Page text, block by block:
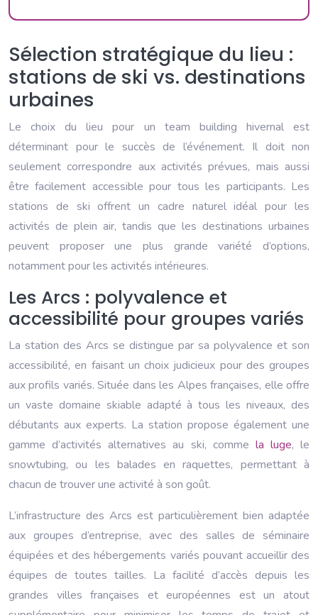
Sélection stratégique du lieu :
stations de ski vs. destinations
urbaines
Le choix du lieu pour un team building hivernal est
déterminant pour le succès de l’événement. Il doit non
seulement correspondre aux activités prévues, mais aussi
être facilement accessible pour tous les participants. Les
stations de ski offrent un cadre naturel idéal pour les
activités de plein air, tandis que les destinations urbaines
peuvent proposer une plus grande variété d’options,
notamment pour les activités intérieures.
Les Arcs : polyvalence et
accessibilité pour groupes variés
La station des Arcs se distingue par sa polyvalence et son
accessibilité, en faisant un choix judicieux pour des groupes
aux profils variés. Située dans les Alpes françaises, elle offre
un vaste domaine skiable adapté à tous les niveaux, des
débutants aux experts. La station propose également une
gamme d’activités alternatives au ski, comme la luge, le
snowtubing, ou les balades en raquettes, permettant à
chacun de trouver une activité à son goût.
L’infrastructure des Arcs est particulièrement bien adaptée
aux groupes d’entreprise, avec des salles de séminaire
équipées et des hébergements variés pouvant accueillir des
équipes de toutes tailles. La facilité d’accès depuis les
grandes villes françaises et européennes est un atout